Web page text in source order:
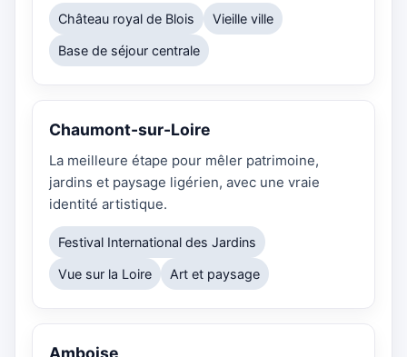
Château royal de Blois Vieille ville
Base de séjour centrale
Chaumont-sur-Loire
La meilleure étape pour mêler patrimoine,
jardins et paysage ligérien, avec une vraie
identité artistique.
Festival International des Jardins
Vue sur la Loire Art et paysage
Amboise